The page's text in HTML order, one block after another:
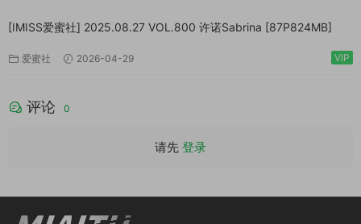
[IMISS爱蜜社] 2025.08.27 VOL.800 许诺Sabrina [87P824MB]
爱蜜社 2026-04-29 VIP
评论 0
请先 登录